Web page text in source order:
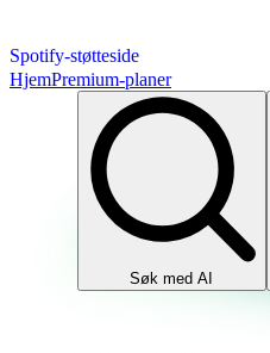
Spotify-støtteside
HjemPremium-planer
Søk med AI